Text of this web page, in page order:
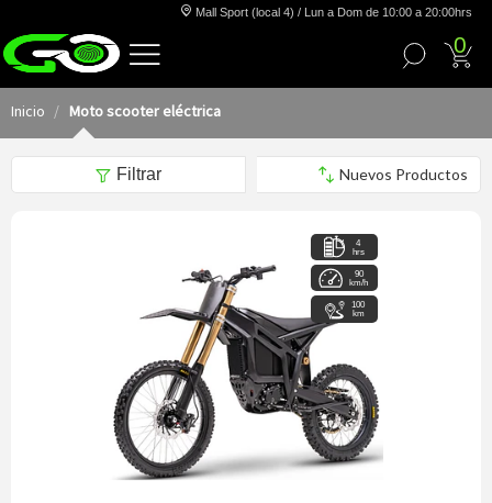
Mall Sport (local 4) / Lun a Dom de 10:00 a 20:00hrs
0
Inicio Moto scooter eléctrica
Filtrar
4
hrs
90
km/h
100
km